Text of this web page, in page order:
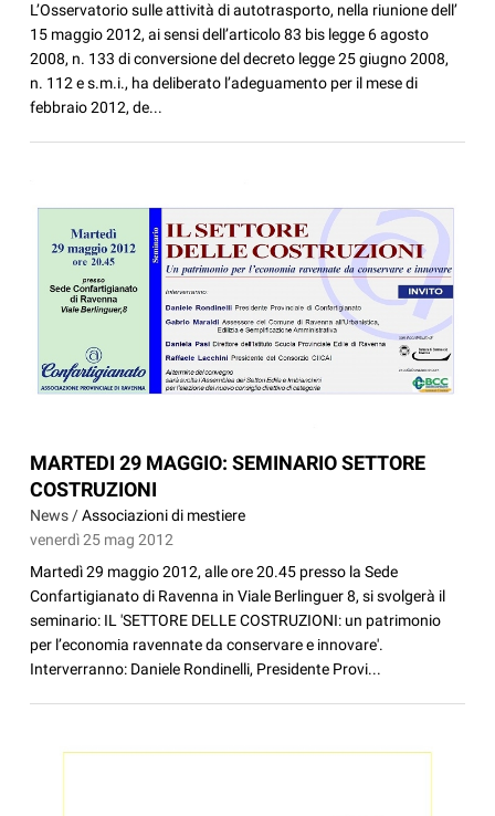
L’Osservatorio sulle attività di autotrasporto, nella riunione dell’
15 maggio 2012, ai sensi dell’articolo 83 bis legge 6 agosto
2008, n. 133 di conversione del decreto legge 25 giugno 2008,
n. 112 e s.m.i., ha deliberato l’adeguamento per il mese di
febbraio 2012, de...
MARTEDI 29 MAGGIO: SEMINARIO SETTORE
COSTRUZIONI
News /Associazioni di mestiere
venerdì 25 mag 2012
Martedì 29 maggio 2012, alle ore 20.45 presso la Sede
Confartigianato di Ravenna in Viale Berlinguer 8, si svolgerà il
seminario: IL 'SETTORE DELLE COSTRUZIONI: un patrimonio
per l’economia ravennate da conservare e innovare'.
Interverranno: Daniele Rondinelli, Presidente Provi...